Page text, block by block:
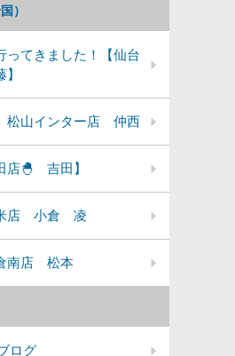
ログ
）
ってきました！【仙台
松山インター店 仲西
店🐣 吉田】
店 小倉 凌
南店 松本